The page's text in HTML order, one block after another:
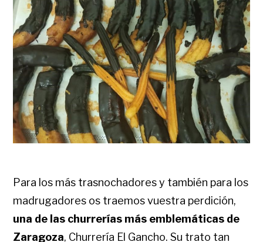
Para los más trasnochadores y también para los
madrugadores os traemos vuestra perdición,
una de las churrerías más emblemáticas de
Zaragoza, Churrería El Gancho. Su trato tan